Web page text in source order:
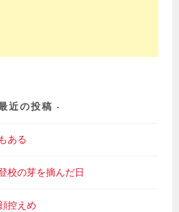
近の投稿
ある
校の芽を摘んだ日
控えめ